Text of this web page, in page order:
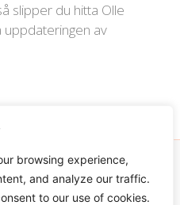
browsing experience,
and analyze our traffic.
to our use of cookies.
slipper du hitta Olle
uppdateringen av
Enklare.NU